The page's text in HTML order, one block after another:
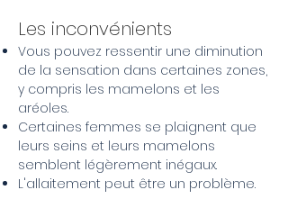
Les inconvénients
Vous pouvez ressentir une diminution
de la sensation dans certaines zones,
y compris les mamelons et les
aréoles.
Certaines femmes se plaignent que
leurs seins et leurs mamelons
semblent légèrement inégaux.
L'allaitement peut être un problème.